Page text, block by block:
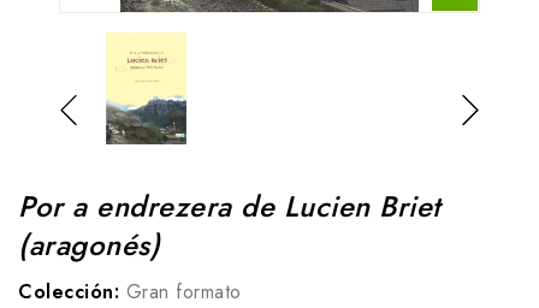
Por a endrezera de Lucien Briet
(aragonés)
Colección: Gran formato